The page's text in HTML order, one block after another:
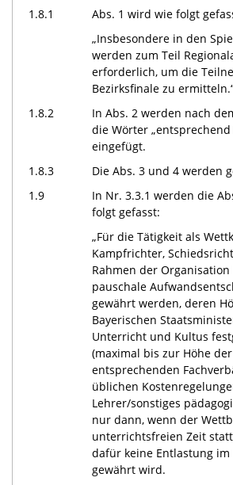
1.8.1
Abs. 1 wird wie folgt
„Insbesondere in den
werden zum Teil
erforderlich, um die
Bezirksfinale zu
1.8.2
In Abs. 2 werden nach
die Wörter „entsprechend
eingefügt.
1.8.3
Die Abs. 3 und 4 werden
1.9
In Nr. 3.3.1 werden die
folgt gefasst:
„Für die Tätigkeit als
Kampfrichter,
Rahmen der
pauschale
gewährt werden, deren
Bayerischen
Unterricht und Kultus
(maximal bis zur Höhe
entsprechenden
üblichen
Lehrer/sonstiges
nur dann, wenn der
unterrichtsfreien Zeit
dafür keine Entlastung
gewährt wird.